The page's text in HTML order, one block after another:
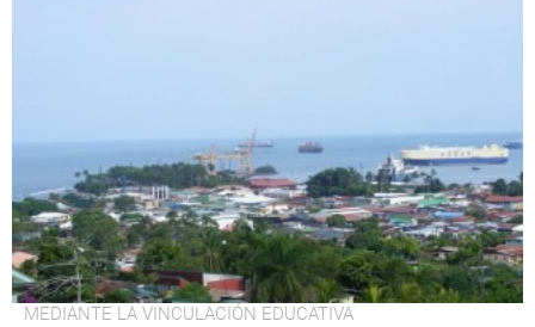
MEDIANTE LA VINCULACIÓN EDUCATIVA